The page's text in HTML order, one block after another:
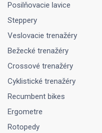
Posilňovacie lavice
Steppery
Veslovacie trenažéry
Bežecké trenažéry
Crossové trenažéry
Cyklistické trenažéry
Recumbent bikes
Ergometre
Rotopedy